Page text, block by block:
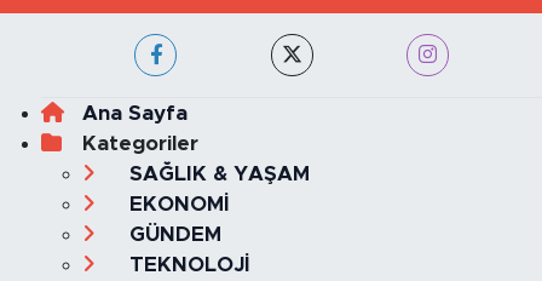
Ana Sayfa
Kategoriler
SAĞLIK & YAŞAM
EKONOMİ
GÜNDEM
TEKNOLOJİ